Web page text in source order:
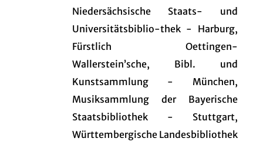
Niedersächsische Staats- und
Universitätsbiblio-thek - Harburg,
Fürstlich Oettingen-
Wallerstein’sche, Bibl. und
Kunstsammlung - München,
Musiksammlung der Bayerische
Staatsbibliothek - Stuttgart,
Württembergische Landesbibliothek